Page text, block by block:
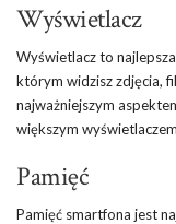
Wyświetlacz
Wyświetlacz to
którym widzisz zdjęcia,
najważniejszym
większym
Pamięć
Pamięć smartfona jest